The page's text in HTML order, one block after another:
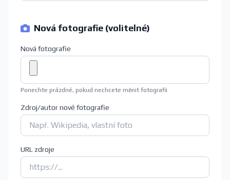
Nová fotografie (volitelné)
Nová fotografie
Ponechte prázdné, pokud nechcete měnit fotografii
Zdroj/autor nové fotografie
URL zdroje